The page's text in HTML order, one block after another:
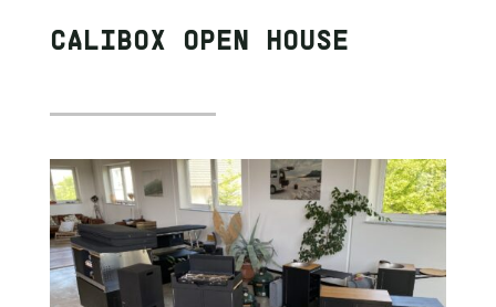
CALIBOX OPEN HOUSE